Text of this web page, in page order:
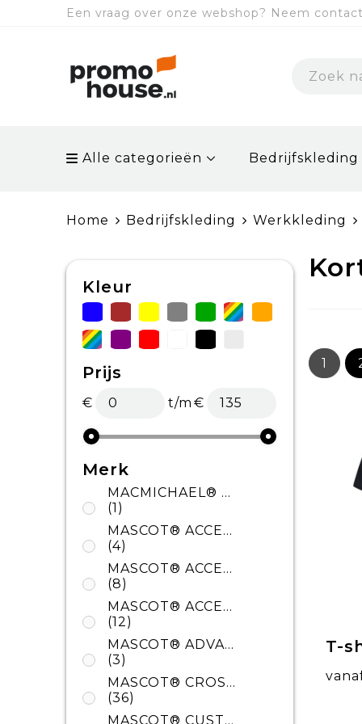
Een vraag over onze webshop? Neem
Alle categorieën Bedrijfskleding
Home Bedrijfskleding Werkkleding
Kleur
Prijs
€ t/m €
Merk
MACMICHAEL® WORKWEAR
(1)
MASCOT® ACCELERATE MULTISAFE
(4)
MASCOT® ACCELERATE SAFE
(8)
MASCOT® ACCELERATE
(12)
MASCOT® ADVANCED
(3)
MASCOT® CROSSOVER
(36)
MASCOT® CUSTOMIZED
1
T-